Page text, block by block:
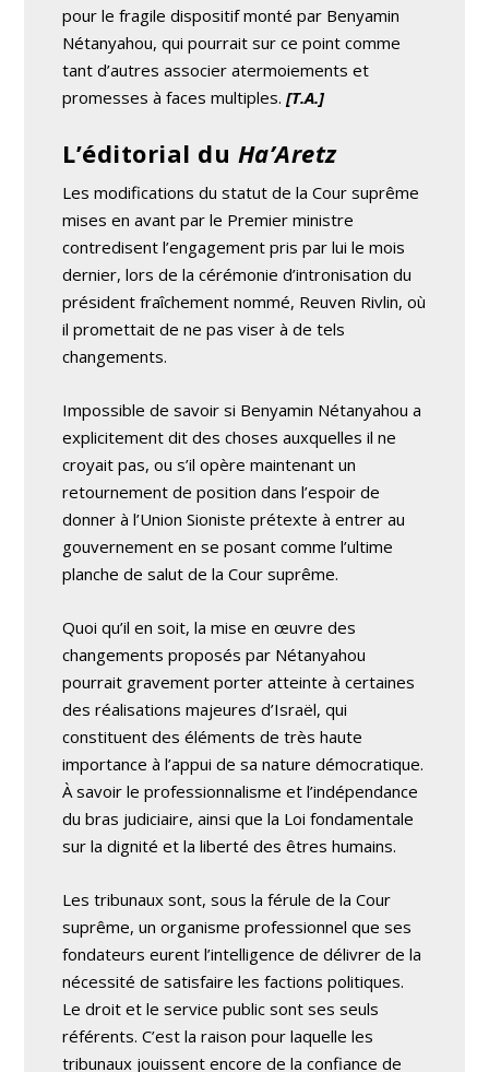
pour le fragile dispositif monté par Benyamin
Nétanyahou, qui pourrait sur ce point comme
tant d’autres associer atermoiements et
promesses à faces multiples.[T.A.]
L’éditorial du Ha’Aretz
Les modifications du statut de la Cour suprême
mises en avant par le Premier ministre
contredisent l’engagement pris par lui le mois
dernier, lors de la cérémonie d’intronisation du
président fraîchement nommé, Reuven Rivlin, où
il promettait de ne pas viser à de tels
changements.
Impossible de savoir si Benyamin Nétanyahou a
explicitement dit des choses auxquelles il ne
croyait pas, ou s’il opère maintenant un
retournement de position dans l’espoir de
donner à l’Union Sioniste prétexte à entrer au
gouvernement en se posant comme l’ultime
planche de salut de la Cour suprême.
Quoi qu’il en soit, la mise en œuvre des
changements proposés par Nétanyahou
pourrait gravement porter atteinte à certaines
des réalisations majeures d’Israël, qui
constituent des éléments de très haute
importance à l’appui de sa nature démocratique.
À savoir le professionnalisme et l’indépendance
du bras judiciaire, ainsi que la Loi fondamentale
sur la dignité et la liberté des êtres humains.
Les tribunaux sont, sous la férule de la Cour
suprême, un organisme professionnel que ses
fondateurs eurent l’intelligence de délivrer de la
nécessité de satisfaire les factions politiques.
Le droit et le service public sont ses seuls
référents. C’est la raison pour laquelle les
tribunaux jouissent encore de la confiance de